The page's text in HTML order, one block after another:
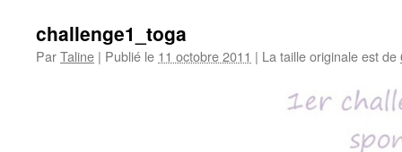
challenge1_toga
ParTaline | Publié le 11 octobre 2011 | La taille originale est de